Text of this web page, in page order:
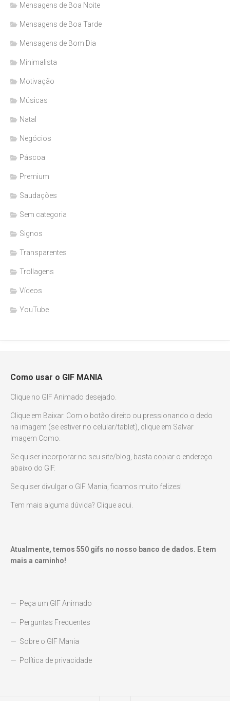
Mensagens de Boa Noite
Mensagens de Boa Tarde
Mensagens de Bom Dia
Minimalista
Motivação
Músicas
Natal
Negócios
Páscoa
Premium
Saudações
Sem categoria
Signos
Transparentes
Trollagens
Vídeos
YouTube
Como usar o GIF MANIA
Clique no GIF Animado desejado.
Clique em Baixar. Com o botão direito ou pressionando o dedo
na imagem (se estiver no celular/tablet), clique em Salvar
Imagem Como.
Se quiser incorporar no seu site/blog, basta copiar o endereço
abaixo do GIF.
Se quiser divulgar o GIF Mania, ficamos muito felizes!
Tem mais alguma dúvida? Clique aqui.
Atualmente, temos 550 gifs no nosso banco de dados. E tem
mais a caminho!
Peça um GIF Animado
Perguntas Frequentes
Sobre o GIF Mania
Política de privacidade